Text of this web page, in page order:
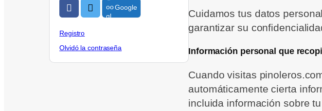
Google
Registro
Olvidó la contraseña
Cuidamos tus datos
garantizar su
Información personal que
Cuando visitas
automáticamente cierta
incluida información sobre